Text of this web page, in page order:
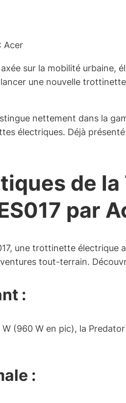
Acer
sur la mobilité urbaine,
lancer une nouvelle
nettement dans la
électriques. Déjà
de
par
une trottinette électrique
tout-terrain.
:
W (960 W en pic), la
: